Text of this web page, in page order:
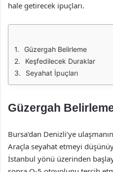
hale getirecek ipuçları.
Güzergah Belirleme
Keşfedilecek Duraklar
Seyahat İpuçları
Güzergah
Bursa’dan Denizli’ye
Araçla seyahat etmeyi
İstanbul yönü üzerinden